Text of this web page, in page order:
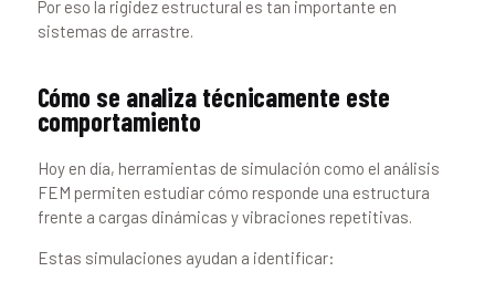
Por eso la rigidez estructural es tan importante en
sistemas de arrastre.
Cómo se analiza técnicamente este
comportamiento
Hoy en día, herramientas de simulación como el análisis
FEM permiten estudiar cómo responde una estructura
frente a cargas dinámicas y vibraciones repetitivas.
Estas simulaciones ayudan a identificar: